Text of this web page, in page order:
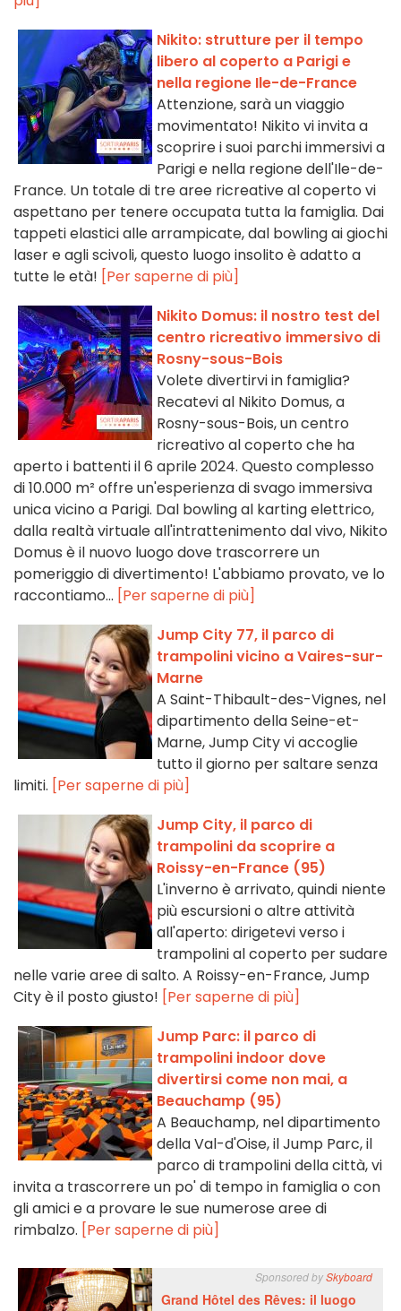
Nikito: strutture per il tempo
libero al coperto a Parigi e
nella regione Ile-de-France
Attenzione, sarà un viaggio
movimentato! Nikito vi invita a
scoprire i suoi parchi immersivi a
Parigi e nella regione dell'Ile-de-
France. Un totale di tre aree ricreative al coperto vi
aspettano per tenere occupata tutta la famiglia. Dai
tappeti elastici alle arrampicate, dal bowling ai giochi
laser e agli scivoli, questo luogo insolito è adatto a
tutte le età! [Per saperne di più]
Nikito Domus: il nostro test del
centro ricreativo immersivo di
Rosny-sous-Bois
Volete divertirvi in famiglia?
Recatevi al Nikito Domus, a
Rosny-sous-Bois, un centro
ricreativo al coperto che ha
aperto i battenti il 6 aprile 2024. Questo complesso
di 10.000 m² offre un'esperienza di svago immersiva
unica vicino a Parigi. Dal bowling al karting elettrico,
dalla realtà virtuale all'intrattenimento dal vivo, Nikito
Domus è il nuovo luogo dove trascorrere un
pomeriggio di divertimento! L'abbiamo provato, ve lo
raccontiamo... [Per saperne di più]
Jump City 77, il parco di
trampolini vicino a Vaires-sur-
Marne
A Saint-Thibault-des-Vignes, nel
dipartimento della Seine-et-
Marne, Jump City vi accoglie
tutto il giorno per saltare senza
limiti. [Per saperne di più]
Jump City, il parco di
trampolini da scoprire a
Roissy-en-France (95)
L'inverno è arrivato, quindi niente
più escursioni o altre attività
all'aperto: dirigetevi verso i
trampolini al coperto per sudare
nelle varie aree di salto. A Roissy-en-France, Jump
City è il posto giusto! [Per saperne di più]
Jump Parc: il parco di
trampolini indoor dove
divertirsi come non mai, a
Beauchamp (95)
A Beauchamp, nel dipartimento
della Val-d'Oise, il Jump Parc, il
parco di trampolini della città, vi
invita a trascorrere un po' di tempo in famiglia o con
gli amici e a provare le sue numerose aree di
rimbalzo. [Per saperne di più]